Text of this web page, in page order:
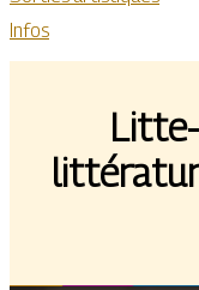
Infos